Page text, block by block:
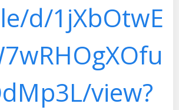
d/1jXbOtwE
view?